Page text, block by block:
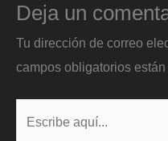
Deja un
Tu dirección de correo
campos obligatorios